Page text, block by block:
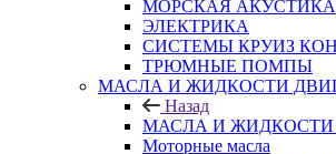
МОРСКАЯ АКУСТИКА
ЭЛЕКТРИКА
СИСТЕМЫ КРУИЗ
ТРЮМНЫЕ ПОМПЫ
МАСЛА И ЖИДКОСТИ
Назад
МАСЛА И ЖИДКОСТИ
Моторные масла